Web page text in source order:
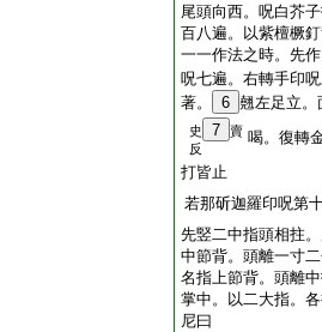
尾頭向西。呪白芥
百八遍。以紫檀橛
一一作法之時。先
呪七遍。右轉手印
著。
6 翹左足立。
史 7
賣
反
喝。復轉
打皆止
若那斫迦羅印呪第
先竪二中指頭相拄
中節背。頭離一寸
名指上節背。頭離
掌中。以二大指。
尼曰